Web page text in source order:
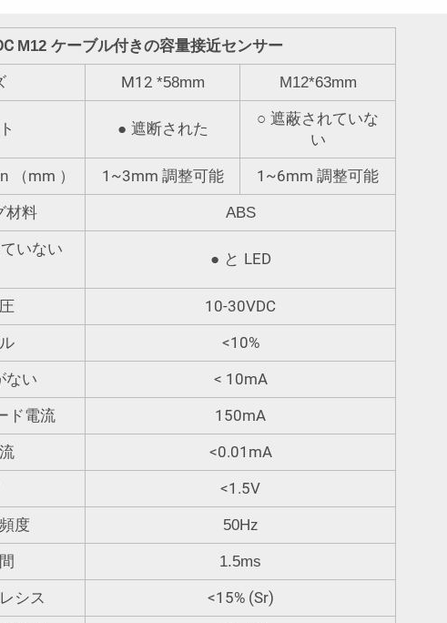
M12 ケーブル付きの容量接近センサー
M12 *58mm M12*63mm
● 遮断された
○ 遮蔽されていな
い
（mm ） 1~3mm 調整可能 1~6mm 調整可能
材料 ABS
いない
● と LED
10-30VDC
<10%
ない < 10mA
ド電流 150mA
<0.01mA
<1.5V
度 50Hz
1.5ms
シス <15% (Sr)